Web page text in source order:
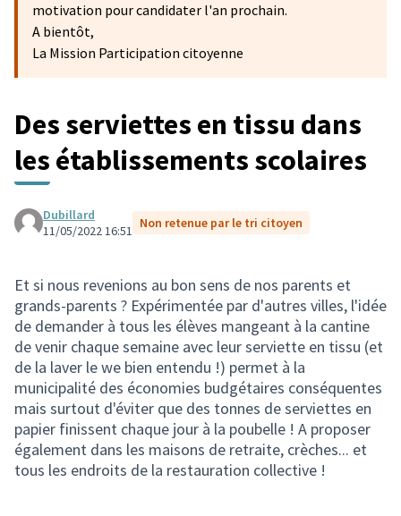
motivation pour candidater l'an prochain.
A bientôt,
La Mission Participation citoyenne
Des serviettes en tissu dans
les établissements scolaires
Dubillard
11/05/2022 16:51 Non retenue par le tri citoyen
Et si nous revenions au bon sens de nos parents et
grands-parents ? Expérimentée par d'autres villes, l'idée
de demander à tous les élèves mangeant à la cantine
de venir chaque semaine avec leur serviette en tissu (et
de la laver le we bien entendu !) permet à la
municipalité des économies budgétaires conséquentes
mais surtout d'éviter que des tonnes de serviettes en
papier finissent chaque jour à la poubelle ! A proposer
également dans les maisons de retraite, crèches... et
tous les endroits de la restauration collective !